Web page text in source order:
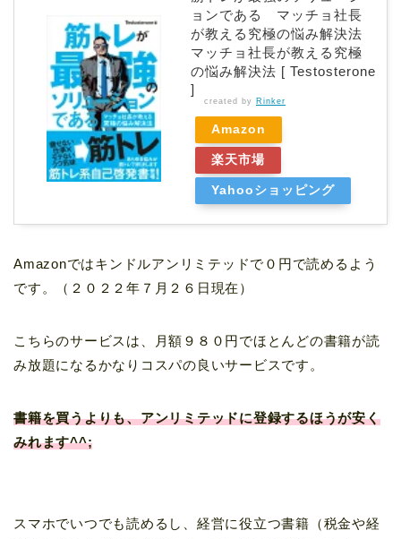
ョンである マッチョ社長
が教える究極の悩み解決法
マッチョ社長が教える究極
の悩み解決法 [ Testosterone
]
created by Rinker
Amazon
楽天市場
Yahooショッピング
Amazonではキンドルアンリミテッドで０円で読めるよう
です。（２０２２年７月２６日現在）
こちらのサービスは、月額９８０円でほとんどの書籍が読
み放題になるかなりコスパの良いサービスです。
書籍を買うよりも、アンリミテッドに登録するほうが安く
みれます^^;
スマホでいつでも読めるし、経営に役立つ書籍（税金や経